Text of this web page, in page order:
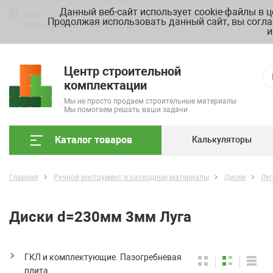
Офис: г. Москва, ул. Складочная д. 3, стр. 7Схема проезда
График работы ПН-ПТ с 9.00 до 18.00
Центр строительной
комплектации
Мы не просто продаем строительные материалы
Мы помогаем решать ваши задачи
Каталог товаров Калькуляторы
Главная Ручной инструмент и расходные материалы Диски
Диски d=230мм 3мм Луга
ГКЛ и комплектующие. Пазогребневая
плита.
Данный веб-сайт использует cookie-файлы в
Продолжая использовать данный сайт, вы